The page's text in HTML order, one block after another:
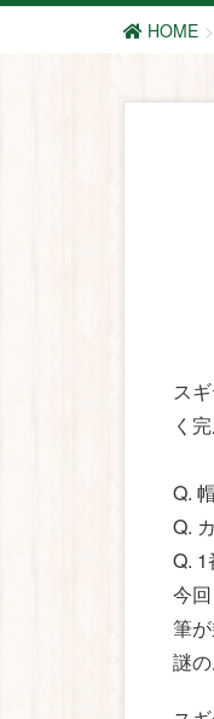
HOME
ス
く
Q.
Q.
Q. 1
今
筆
謎